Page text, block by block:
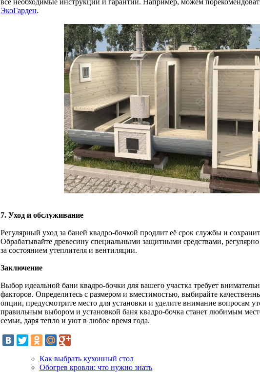
ЭкоГарден.
7. Уход и обслуживание
Регулярный уход за баней квадро-бочкой продлит её срок службы и
Обрабатывайте древесину специальными защитными средствами,
за состоянием утеплителя и вентиляции.
Заключение
Выбор идеальной бани квадро-бочки для вашего участка требует
факторов. Определитесь с размером и вместимостью, выбирайте
опции, предусмотрите место для установки и уделите внимание вопросам
правильным выбором и установкой баня квадро-бочка станет любимым
семьи, даря тепло и уют в любое время года.
Как выбрать кухонный стол
Обогрев кровли: что нужно знать